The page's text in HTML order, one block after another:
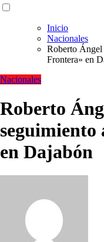
Inicio
Nacionales
Roberto Ángel
Frontera» en
Nacionales
Roberto
en Dajabón